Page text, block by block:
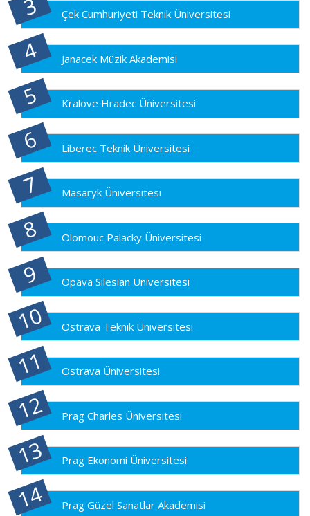
Çek Cumhuriyeti Teknik Üniversitesi
Janacek Müzik Akademisi
Kralove Hradec Üniversitesi
Liberec Teknik Üniversitesi
Masaryk Üniversitesi
Olomouc Palacky Üniversitesi
Opava Silesian Üniversitesi
Ostrava Teknik Üniversitesi
Ostrava Üniversitesi
Prag Charles Üniversitesi
Prag Ekonomi Üniversitesi
Prag Güzel Sanatlar Akademisi